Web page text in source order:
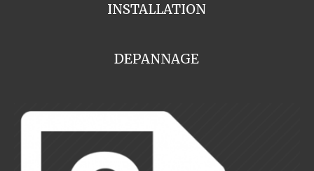
INSTALLATION
DEPANNAGE